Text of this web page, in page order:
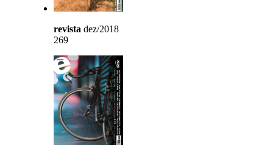
revista dez/2018
269